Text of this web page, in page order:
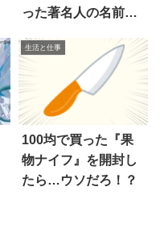
った著名人の名前を
生活と仕事
100均で買った『果
物ナイフ』を開封し
たら…ウソだろ！？